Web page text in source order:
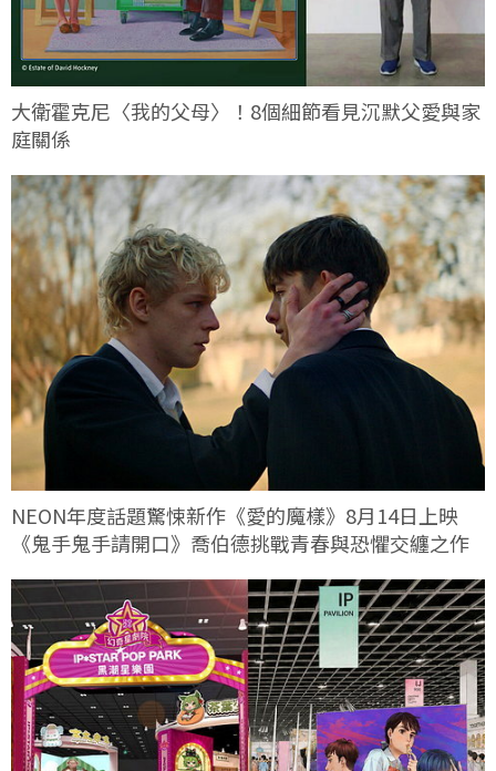
大衛霍克尼〈我的父母〉！8個細節看見沉默父愛與家
庭關係
NEON年度話題驚悚新作《愛的魔樣》8月14日上映
《鬼手鬼手請開口》喬伯德挑戰青春與恐懼交纏之作